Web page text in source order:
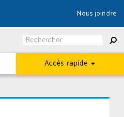
Nous joindre
Accès rapide